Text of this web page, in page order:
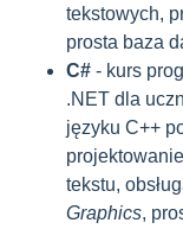
tekstowych,
prosta baza
C# - kurs
.NET dla
języku C++
tekstu,
Graphics,